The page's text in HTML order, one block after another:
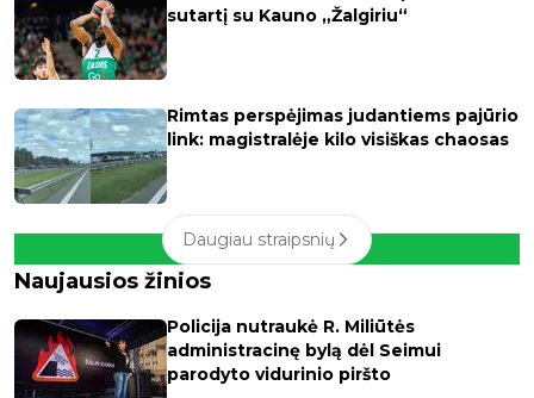
sutartį su Kauno „Žalgiriu“
Rimtas perspėjimas judantiems pajūrio
link: magistralėje kilo visiškas chaosas
Daugiau straipsnių
Naujausios žinios
Policija nutraukė R. Miliūtės
administracinę bylą dėl Seimui
parodyto vidurinio piršto